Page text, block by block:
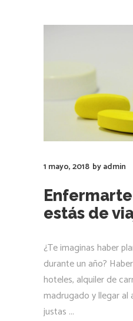
1 mayo, 2018 byadmin
estás de
¿Te imaginas haber
durante un año?
hoteles, alquiler de
madrugado y llegar al
justas